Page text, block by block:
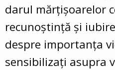
darul mărțișoarelor
recunoștință și
despre importanța
sensibilizați asupra